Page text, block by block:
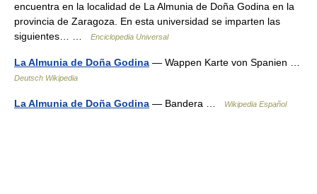
encuentra en la localidad de La Almunia de Doña Godina en la
provincia de Zaragoza. En esta universidad se imparten las
siguientes… …
Enciclopedia Universal
La Almunia de Doña Godina — Wappen Karte von Spanien …
Deutsch Wikipedia
La Almunia de Doña Godina — Bandera … Wikipedia Español